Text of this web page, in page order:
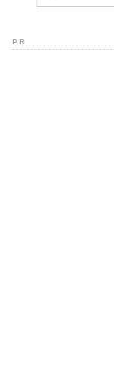
P R